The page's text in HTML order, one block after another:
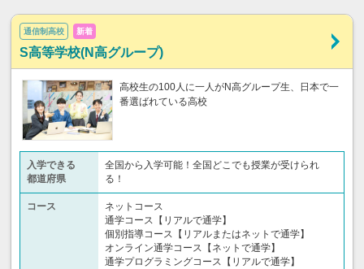
通信制高校 新着
S高等学校(N高グループ)
高校生の100人に一人がN高グループ生、日本で一
番選ばれている高校
入学できる
都道府県
全国から入学可能！全国どこでも授業が受けられ
る！
コース
ネットコース
通学コース【リアルで通学】
個別指導コース【リアルまたはネットで通学】
オンライン通学コース【ネットで通学】
通学プログラミングコース【リアルで通学】